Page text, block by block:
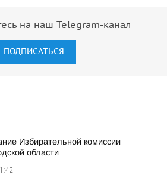
на наш Telegram-канал
ПОДПИСАТЬСЯ
Избирательной комиссии
области